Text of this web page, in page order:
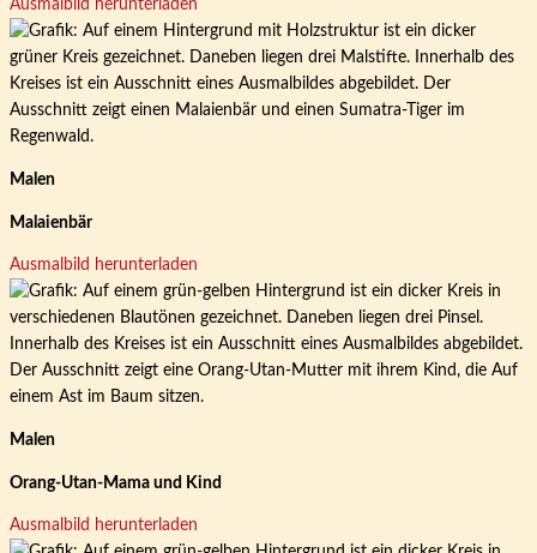
Ausmalbild herunterladen
Malen
Malaienbär
Ausmalbild herunterladen
Malen
Orang-Utan-Mama und Kind
Ausmalbild herunterladen